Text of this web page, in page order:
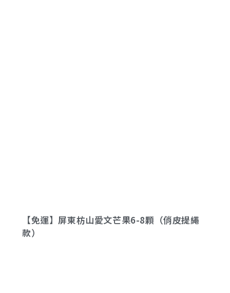
【免運】屏東枋山愛文芒果6-8顆（俏皮提繩
款）